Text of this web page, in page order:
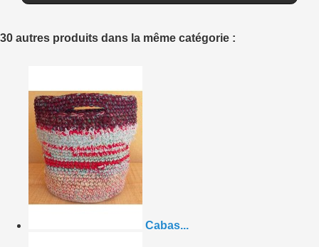
30 autres produits dans la même catégorie :
Cabas...